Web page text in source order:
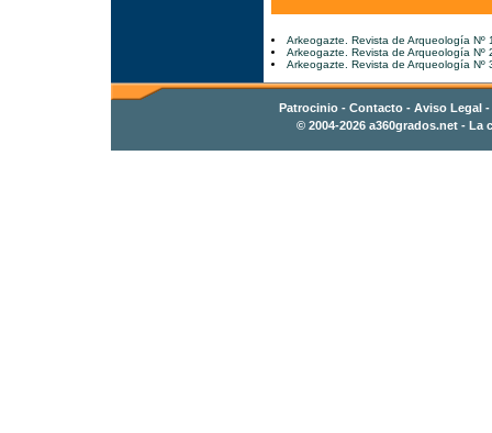
Arkeogazte. Revista de Arqueología Nº
Arkeogazte. Revista de Arqueología Nº
Arkeogazte. Revista de Arqueología Nº
Patrocinio- Contacto- Aviso Legal -
© 2004-2026 a360grados.net- La